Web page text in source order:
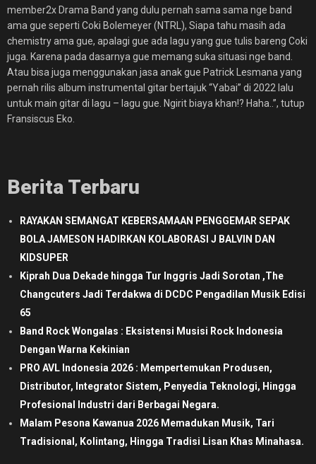
member2x Drama Band yang dulu pernah sama sama nge band
ama gue seperti Coki Bolemeyer (NTRL), Siapa tahu masih ada
chemistry ama gue, apalagi gue ada lagu yang gue tulis bareng Coki
juga. Karena pada dasarnya gue memang suka situasi nge band.
Atau bisa juga menggunakan jasa anak gue Patrick Lesmana yang
pernah rilis album instrumental gitar bertajuk “Yabai” di 2022 lalu
untuk main gitar di lagu – lagu gue. Ngirit biaya khan!? Haha..”, tutup
Fransiscus Eko.
Berita Terbaru
RAYAKAN SEMANGAT KEBERSAMAAN PENGGEMAR SEPAK
BOLA JAMESON HADIRKAN KOLABORASI J BALVIN DAN
KIDSUPER
Kiprah Dua Dekade hingga Tur Inggris Jadi Sorotan ,The
Changcuters Jadi Terdakwa di DCDC Pengadilan Musik Edisi
65
Band Rock Wongalas : Eksistensi Musisi Rock Indonesia
Dengan Warna Kekinian
PRO AVL Indonesia 2026 : Mempertemukan Produsen,
Distributor, Integrator Sistem, Penyedia Teknologi, Hingga
Profesional Industri dari Berbagai Negara.
Malam Pesona Kawanua 2026 Memadukan Musik, Tari
Tradisional, Kolintang, Hingga Tradisi Lisan Khas Minahasa.